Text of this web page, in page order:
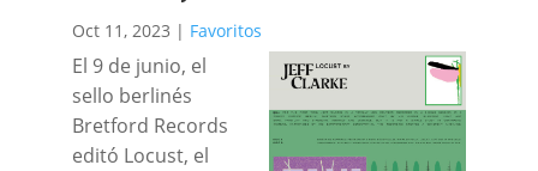
Oct 11, 2023 | Favoritos
El 9 de junio, el
sello berlinés
Bretford Records
editó Locust, el